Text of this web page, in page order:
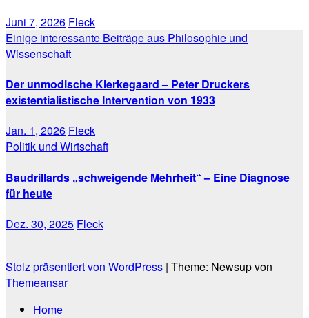
Juni 7, 2026 Fleck
Einige interessante Beiträge aus Philosophie und
Wissenschaft
Der unmodische Kierkegaard – Peter Druckers
existentialistische Intervention von 1933
Jan. 1, 2026 Fleck
Politik und Wirtschaft
Baudrillards „schweigende Mehrheit“ – Eine Diagnose
für heute
Dez. 30, 2025 Fleck
Stolz präsentiert von WordPress | Theme: Newsup von
Themeansar
Home